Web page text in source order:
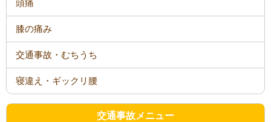
頭痛
膝の痛み
交通事故・むちうち
寝違え・ギックリ腰
交通事故メニュー